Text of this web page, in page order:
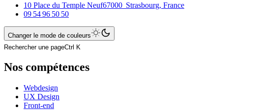
10 Place du Temple Neuf67000 Strasbourg, France
09 54 96 50 50
Changer le mode de couleurs
Rechercher une pageCtrl K
Nos compétences
Webdesign
UX Design
Front-end